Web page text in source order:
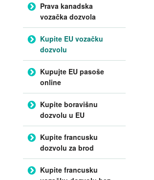
Prava kanadska
vozačka dozvola
Kupite EU vozačku
dozvolu
Kupujte EU pasoše
online
Kupite boravišnu
dozvolu u EU
Kupite francusku
dozvolu za brod
Kupite francusku